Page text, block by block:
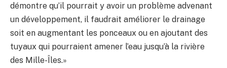
démontre qu’il pourrait y avoir un problème advenant
un développement, il faudrait améliorer le drainage
soit en augmentant les ponceaux ou en ajoutant des
tuyaux qui pourraient amener l’eau jusqu’à la rivière
des Mille-Îles.»